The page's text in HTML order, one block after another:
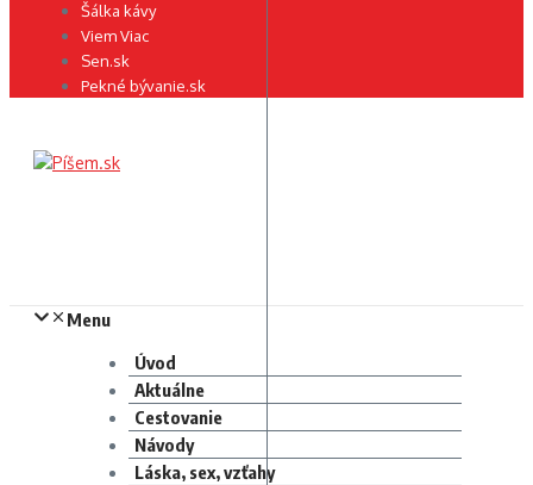
Šálka kávy
Viem Viac
Sen.sk
Pekné bývanie.sk
Menu
Úvod
Aktuálne
Cestovanie
Návody
Láska, sex, vzťahy